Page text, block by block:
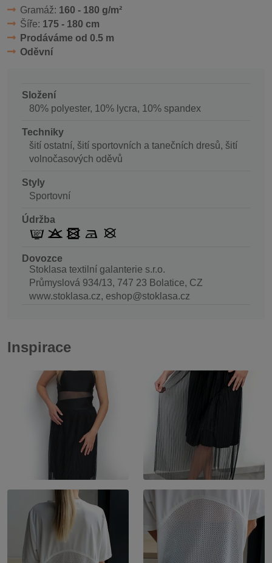
Gramáž: 160 - 180 g/m²
Šíře: 175 - 180 cm
Prodáváme od 0.5 m
Oděvní
Složení
80% polyester, 10% lycra, 10% spandex
Techniky
šití ostatní, šití sportovních a tanečních dresů, šití
volnočasových oděvů
Styly
Sportovní
Údržba
Dovozce
Stoklasa textilní galanterie s.r.o.
Průmyslová 934/13, 747 23 Bolatice, CZ
www.stoklasa.cz, eshop@stoklasa.cz
Inspirace